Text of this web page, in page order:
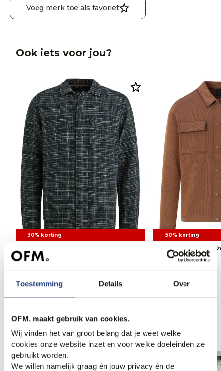
Toestemming Details Over
OFM. maakt gebruik van cookies.
Wij vinden het van groot belang dat je weet welke
cookies onze website inzet en voor welke doeleinden ze
gebruikt worden.
We willen namelijk graag én jouw privacy én de
Voeg merk toe als favoriet
Ook iets voor jou?
30% korting
89,99
62,95
50% korting
Bugatti clothing
169,99
84,95
Anderen bekeken ook